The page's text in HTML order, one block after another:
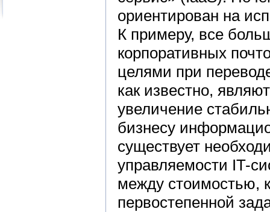
ориентирован на
К примеру, все
корпоративных
целями при
как известно,
увеличение
бизнесу
существует
управляемости IT-
между стоимостью,
первостепенной